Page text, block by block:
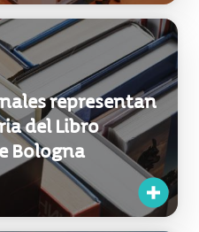
representan
del Libro
Bologna